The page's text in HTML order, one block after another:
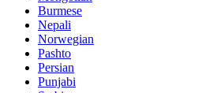
Burmese
Nepali
Norwegian
Pashto
Persian
Punjabi